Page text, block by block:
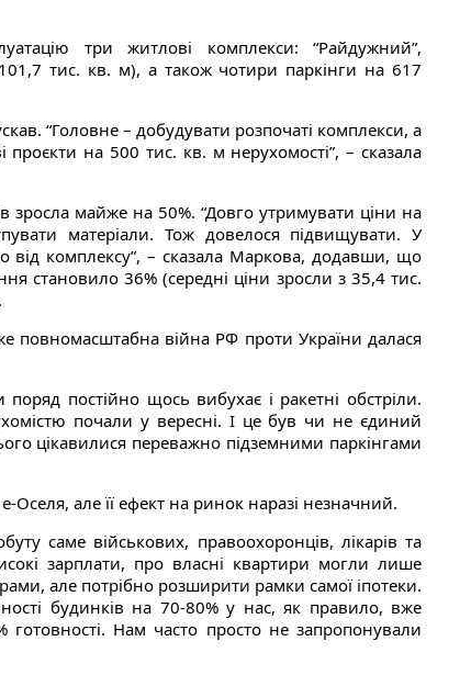
три житлові комплекси: “Райдужний”,
101,7 тис. кв. м), а також чотири паркінги на 617
“Головне – добудувати розпочаті комплекси, а
проєкти на 500 тис. кв. м нерухомості”, – сказала
зросла майже на 50%. “Довго утримувати ціни на
матеріали. Тож довелося підвищувати. У
від комплексу”, – сказала Маркова, додавши, що
становило 36% (середні ціни зросли з 35,4 тис.
повномасштабна війна РФ проти України далася
постійно щось вибухає і ракетні обстріли.
почали у вересні. І це був чи не єдиний
цікавилися переважно підземними паркінгами
але її ефект на ринок наразі незначний.
саме військових, правоохоронців, лікарів та
зарплати, про власні квартири могли лише
але потрібно розширити рамки самої іпотеки.
будинків на 70-80% у нас, як правило, вже
Нам часто просто не запропонували